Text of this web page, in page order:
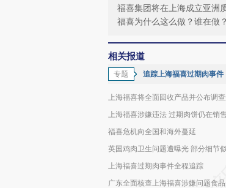
福喜集团将在上海成立亚洲
福喜为什么这么做？谁在做
相关报道
专题 追踪上海福喜过期肉事件
上海福喜将全面回收产品并公布调
上海福喜涉嫌违法 过期肉饼仍在销售
福喜危机向全国和海外蔓延
英国鸡肉卫生问题遭曝光 部分细节
上海福喜过期肉事件全程追踪
广东全面核查上海福喜涉嫌问题食品